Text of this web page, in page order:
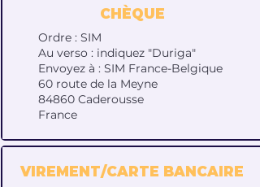
CHÈQUE
Ordre : SIM
Au verso : indiquez "Duriga"
Envoyez à : SIM France-Belgique
60 route de la Meyne
84860 Caderousse
France
VIREMENT/CARTE BANCAIRE